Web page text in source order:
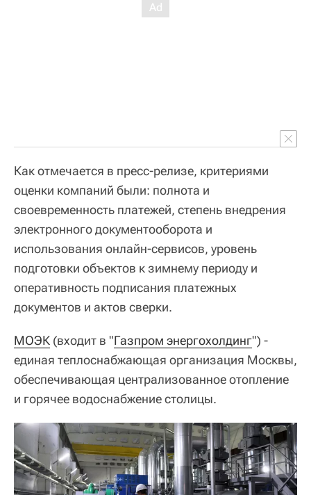
Как отмечается в пресс-релизе, критериями
оценки компаний были: полнота и
своевременность платежей, степень внедрения
электронного документооборота и
использования онлайн-сервисов, уровень
подготовки объектов к зимнему периоду и
оперативность подписания платежных
документов и актов сверки.
МОЭК (входит в "Газпром энергохолдинг") -
единая теплоснабжающая организация Москвы,
обеспечивающая централизованное отопление
и горячее водоснабжение столицы.